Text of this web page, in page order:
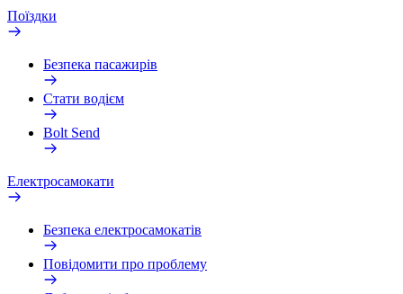
Поїздки
Безпека пасажирів
Стати водієм
Bolt Send
Електросамокати
Безпека електросамокатів
Повідомити про проблему